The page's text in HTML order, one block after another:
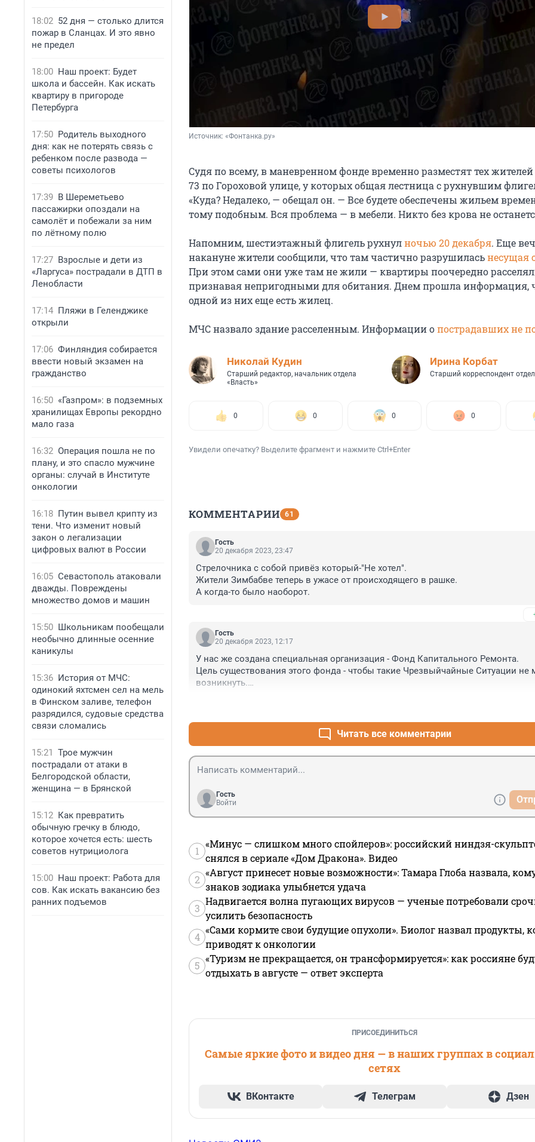
18:02 52 дня — столько длится
пожар в Сланцах. И это явно
не предел
18:00 Наш проект: Будет
школа и бассейн. Как искать
квартиру в пригороде
Петербурга
17:50 Родитель выходного
дня: как не потерять связь с
ребенком после развода —
советы психологов
17:39 В Шереметьево
пассажирки опоздали на
самолёт и побежали за ним
по лётному полю
17:27 Взрослые и дети из
«Ларгуса» пострадали в ДТП в
Ленобласти
17:14 Пляжи в Геленджике
открыли
17:06 Финляндия собирается
ввести новый экзамен на
гражданство
16:50 «Газпром»: в подземных
хранилищах Европы рекордно
мало газа
16:32 Операция пошла не по
плану, и это спасло мужчине
органы: случай в Институте
онкологии
16:18 Путин вывел крипту из
тени. Что изменит новый
закон о легализации
цифровых валют в России
16:05 Севастополь атаковали
дважды. Повреждены
множество домов и машин
15:50 Школьникам пообещали
необычно длинные осенние
каникулы
15:36 История от МЧС:
одинокий яхтсмен сел на мель
в Финском заливе, телефон
разрядился, судовые средства
связи сломались
15:21 Трое мужчин
пострадали от атаки в
Белгородской области,
женщина — в Брянской
15:12 Как превратить
обычную гречку в блюдо,
которое хочется есть: шесть
советов нутрициолога
15:00 Наш проект: Работа для
сов. Как искать вакансию без
ранних подъемов
Источник: «Фонтанка.ру»
Судя по всему, в маневренном фонде временно разместят тех
73 по Гороховой улице, у которых общая лестница с рухнувшим
«Куда? Недалеко, — обещал он. — Все будете обеспечены жильем
тому подобным. Вся проблема — в мебели. Никто без крова не
Напомним, шестиэтажный флигель рухнулночью 20 декабря. Еще
накануне жители сообщили, что там частично разрушиласьнесущая
При этом сами они уже там не жили — квартиры поочередно
признавая непригодными для обитания. Днем прошла информация,
одной из них еще есть жилец.
МЧС назвало здание расселенным. Информации опострадавших не
Николай Кудин
Старший редактор, начальник отдела
«Власть»
Иpина Корбат
Старший корреспондент
0 0 0 0
Увидели опечатку? Выделите фрагмент и нажмите Ctrl+Enter
КОММЕНТАРИИ 61
Гость
20 декабря 2023, 23:47
Стрелочника с собой привёз который-"Не хотел".
Жители Зимбабве теперь в ужасе от происходящего в рашке.
А когда-то было наоборот.
Гость
20 декабря 2023, 12:17
У нас же создана специальная организация - Фонд Капитального Ремонта.
Цель существования этого фонда - чтобы такие Чрезвыйчайные Ситуации не
возникнуть.
Весь город, 5 миллионов человек, сдают в этот Фонд свои деньги, туда же
бюджетные деньги.
На что ушли эти деньги, на что они потрачены, когда посередине города
А чем в это время занимался Фонд ?
Читать все комментарии
Гость
Войти
1
«Минус — слишком много спойлеров»: российский ниндзя-
снялся в сериале «Дом Дракона». Видео
2
«Август принесет новые возможности»: Тамара Глоба назвала,
знаков зодиака улыбнется удача
3
Надвигается волна пугающих вирусов — ученые потребовали
усилить безопасность
4
«Сами кормите свои будущие опухоли». Биолог назвал продукты,
приводят к онкологии
5
«Туризм не прекращается, он трансформируется»: как россияне
отдыхать в августе — ответ эксперта
ПРИСОЕДИНИТЬСЯ
Самые яркие фото и видео дня — в наших группах в
сетях
ВКонтакте Телеграм Дзен